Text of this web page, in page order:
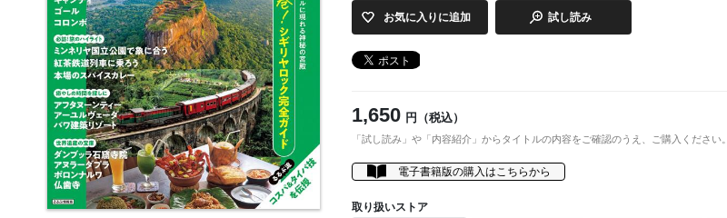
お気に入りに追加 試し読み
1,650 円（税込）
「試し読み」や「内容紹介」からタイトルの内容をご確認のうえ、ご購入ください。
電子書籍版の購入はこちらから
取り扱いストア